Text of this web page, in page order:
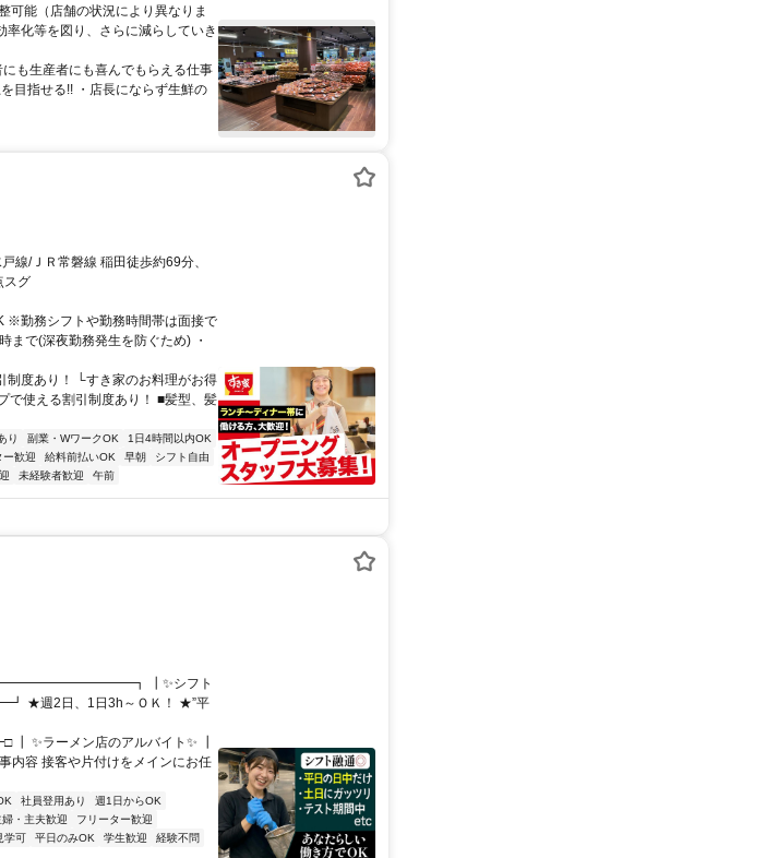
可能（店舗の状況により異なりま
化等を図り、さらに減らしていき
も生産者にも喜んでもらえる仕事
目指せる!! ・店長にならず生鮮の
線/ＪＲ常磐線 稲田徒歩約69分、
スグ
※勤務シフトや勤務時間帯は面接で
で(深夜勤務発生を防ぐため) ・
制度あり！ └すき家のお料理がお得
で使える割引制度あり！ ■髪型、髪
り 副業・WワークOK
1日4時間以内OK
ー歓迎 給料前払いOK 早朝
シフト自由
未経験者歓迎 午前
┏━━━━━━━━━━━━┓ ┃✨シフト
週2日、1日3h～ＯＫ！ ★”平
ーメン店のアルバイト✨ ┃
客や片付けをメインにお任
社員登用あり
週1日からOK
婦・主夫歓迎
フリーター歓迎
学可 平日のみOK 学生歓迎
経験不問